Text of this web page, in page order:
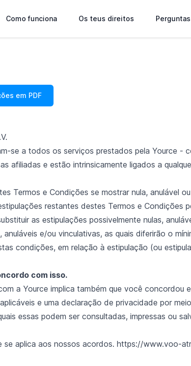
Como funciona Os teus direitos
em PDF
se a todos os serviços prestados pela Yource -
afiliadas e estão intrinsicamente ligados a
Termos e Condições se mostrar nula, anulável
restantes destes Termos e Condições
as estipulações possivelmente nulas,
anuláveis e/ou vinculativas, as quais diferirão o
condições, em relação à estipulação (ou
com isso.
a Yource implica também que você concordou
e uma declaração de privacidade por
essas podem ser consultadas, impressas ou
aplica aos nossos acordos. https://www.voo-